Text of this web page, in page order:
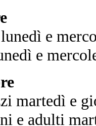
e
e
martedì e
e adulti